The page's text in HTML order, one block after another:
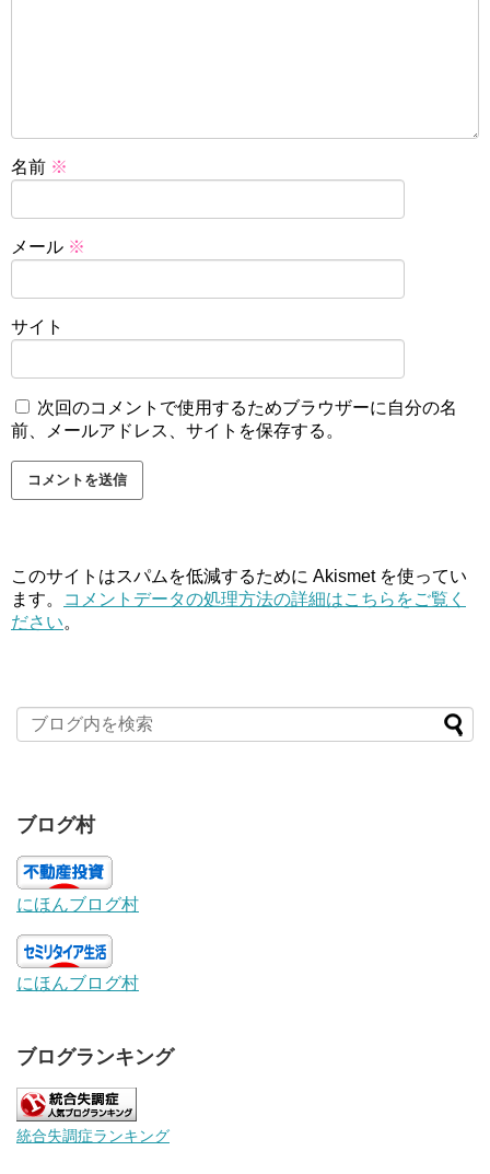
名前 ※
メール ※
サイト
次回のコメントで使用するためブラウザーに自分の名
前、メールアドレス、サイトを保存する。
このサイトはスパムを低減するために Akismet を使ってい
ます。
コメントデータの処理方法の詳細はこちらをご覧く
ださい。
ブログ村
にほんブログ村
にほんブログ村
ブログランキング
統合失調症ランキング